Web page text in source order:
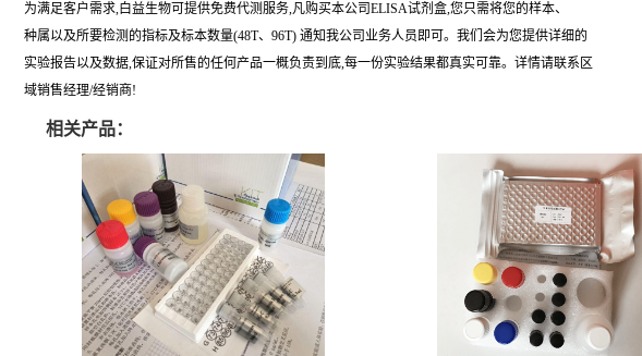
为满足客户需求,白益生物可提供免费代测服务,凡购买本公司ELISA试剂盒,您只需将您的样本、
种属以及所要检测的指标及标本数量(48T、96T) 通知我公司业务人员即可。我们会为您提供详细的
实验报告以及数据,保证对所售的任何产品一概负责到底,每一份实验结果都真实可靠。详情请联系区
域销售经理/经销商!
相关产品：